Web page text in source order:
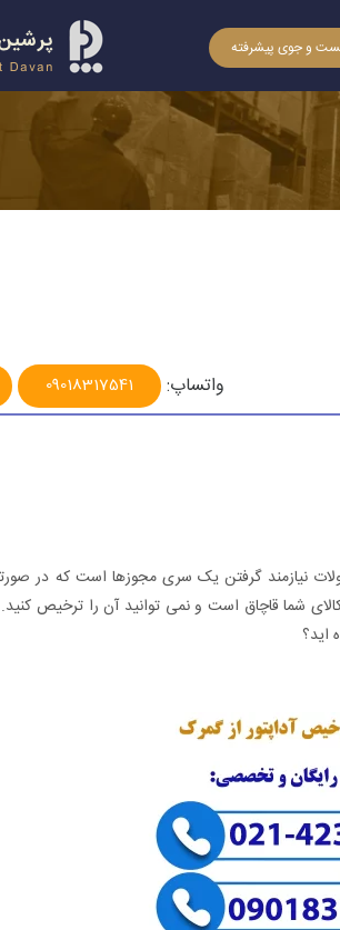
و جوی پیشرفته
واتساپ: 09018317541
نیازمند گرفتن یک سری مجوزها است که در
شما قاچاق است و نمی توانید آن را ترخیص کنید.
اید؟